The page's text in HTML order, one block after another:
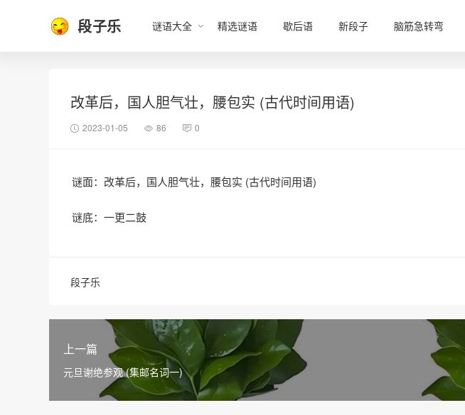
段子乐 谜语大全 精选谜语 歇后语 新段子 脑筋急转弯
改革后，国人胆气壮，腰包实 (古代时间用语)
2023-01-05 86 0
谜面：改革后，国人胆气壮，腰包实 (古代时间用语)
谜底：一更二鼓
段子乐
上一篇
元旦谢绝参观 (集邮名词一)